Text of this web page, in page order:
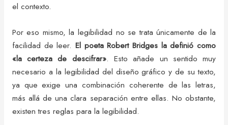
el contexto.
Por eso mismo, la legibilidad no se trata únicamente de la
facilidad de leer. El poeta Robert Bridges la definió como
«la certeza de descifrar». Esto añade un sentido muy
necesario a la legibilidad del diseño gráfico y de su texto,
ya que exige una combinación coherente de las letras,
más allá de una clara separación entre ellas. No obstante,
existen tres reglas para la legibilidad.